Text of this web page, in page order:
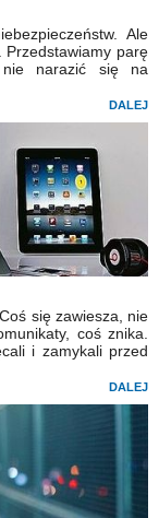
Ale
Przedstawiamy parę
nie narazić się na
DALEJ
się zawiesza, nie
coś znika.
i zamykali przed
DALEJ